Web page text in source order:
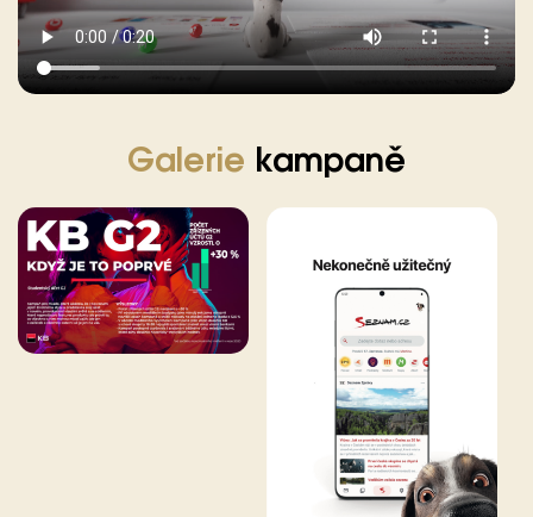
Galerie kampaně